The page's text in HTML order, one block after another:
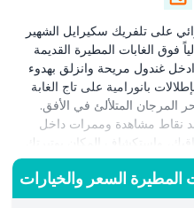
على تلفريك سكيرايل الشهير
فوق الغابات المطيرة القديمة
غندول مريحة وانزلق بهدوء
بانورامية على تاج الغابة
المرجان المتلألئ في الأفق.
نقاط مشاهدة وممرات داخل
واستكشاف المكان بوتيرتك
الرائعة. على طول الطريق، تعرّف
وفرصة الانضمام إلى جولات
حول النباتات النادرة في
المطيرة السعر والخيارات